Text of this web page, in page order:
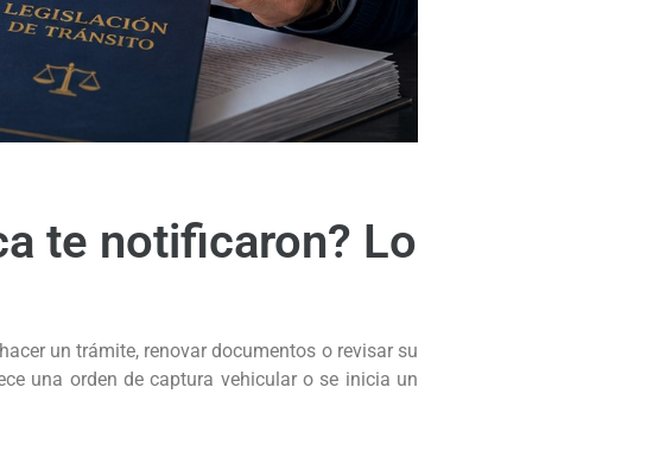
te notificaron? Lo
un trámite, renovar documentos o revisar su
una orden de captura vehicular o se inicia un